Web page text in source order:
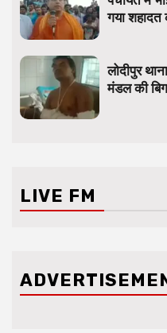
गया शहादत
लोदीपुर
मंडल की
LIVE FM